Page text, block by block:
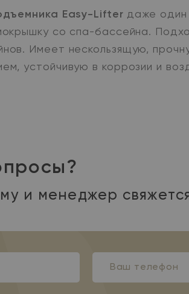
Easy-Lifter даже один
со спа-бассейна.
Имеет нескользящую,
устойчивую в коррозии и
и менеджер
Ваш
телефон